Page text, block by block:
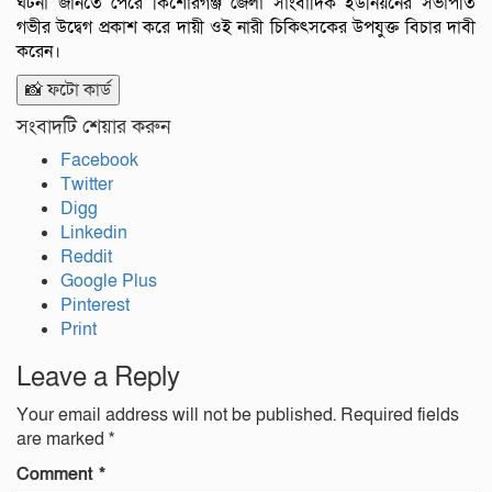
গভীর উদ্বেগ প্রকাশ করে দায়ী ওই নারী চিকিৎসকের উপযুক্ত বিচার দাবী
করেন।
📸 ফটো কার্ড
সংবাদটি শেয়ার করুন
Facebook
Twitter
Digg
Linkedin
Reddit
Google Plus
Pinterest
Print
Leave a Reply
Your email address will not be published. Required fields
are marked *
Comment *